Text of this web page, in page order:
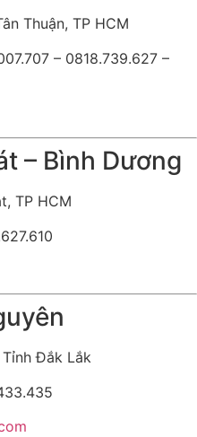
Thuận, TP HCM
– 0818.739.627 –
– Bình Dương
TP HCM
Tỉnh Đắk Lắk